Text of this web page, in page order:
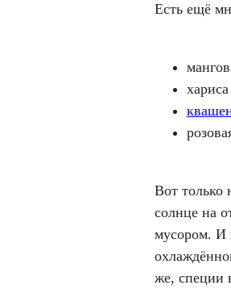
Есть ещё
Вот только
солнце на
мусором. И
же, специи